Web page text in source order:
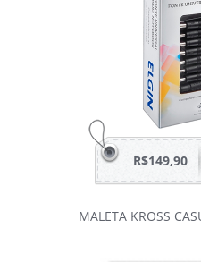
R$149,90
MALETA KROSS